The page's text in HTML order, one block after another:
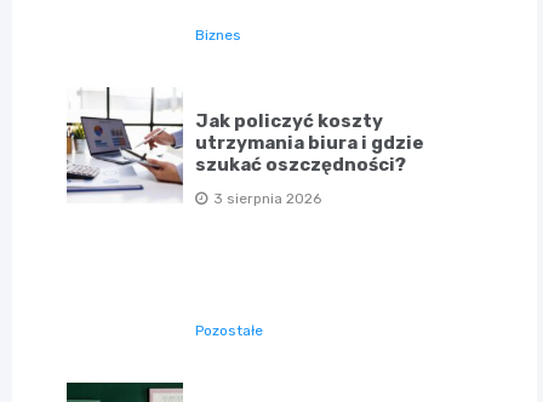
Biznes
Jak policzyć koszty
utrzymania biura i gdzie
szukać oszczędności?
3 sierpnia 2026
Pozostałe